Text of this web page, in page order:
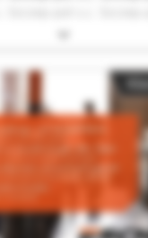
Szczep-pol s.c. Szczep-
Szczep-pol s.c.
Szczep-pol s.c. Szczep-
Szczep-pol s.c.